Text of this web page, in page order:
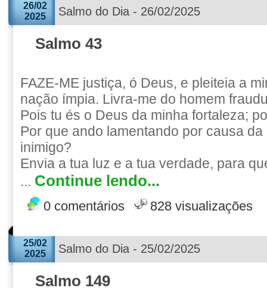
26/02
2025
Salmo do Dia - 26/02/2025
Salmo 43
FAZE-ME justiça, ó Deus, e pleiteia a
nação ímpia. Livra-me do homem
Pois tu és o Deus da minha fortaleza;
Por que ando lamentando por causa
inimigo?
Envia a tua luz e a tua verdade, para
... Continue lendo...
0 comentários 828 visualizações
25/02
2025
Salmo do Dia - 25/02/2025
Salmo 149